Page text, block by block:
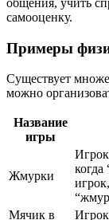
самооценку.
Примеры
Существует
можно
Название
игры
Жмурки
Мячик в